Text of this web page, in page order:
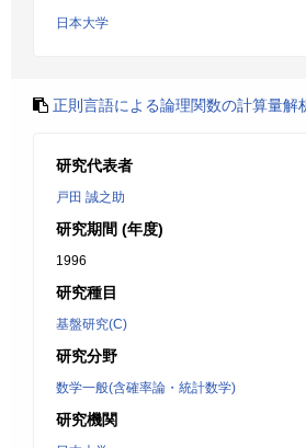
日本大学
正則言語による論理関数の計算量解
研究代表者
戸田 誠之助
研究期間 (年度)
1996
研究種目
基盤研究(C)
研究分野
数学一般(含確率論・統計数学)
研究機関